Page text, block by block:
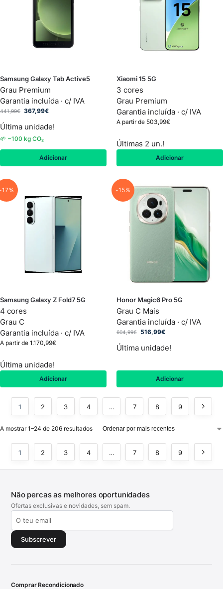
Samsung Galaxy Tab Active5
Grau Premium
Garantia incluída · c/ IVA
441,99€ 367,99€
Última unidade!
🌱 −100 kg CO₂
Adicionar
Xiaomi 15 5G
3 cores
Grau Premium
Garantia incluída · c/ IVA
A partir de 503,99€
Últimas 2 un.!
Adicionar
Samsung Galaxy Z Fold7 5G
4 cores
Grau C
Garantia incluída · c/ IVA
A partir de 1.170,99€
Última unidade!
Adicionar
-15%
Honor Magic6 Pro 5G
Grau C Mais
Garantia incluída · c/ IVA
604,99€ 516,99€
Última unidade!
Adicionar
1 2 3 4 … 7 8 9
A mostrar 1–24 de 206 resultados
1 2 3 4 … 7 8 9
Não percas as melhores oportunidades
Ofertas exclusivas e novidades, sem spam.
Subscrever
Comprar Recondicionado